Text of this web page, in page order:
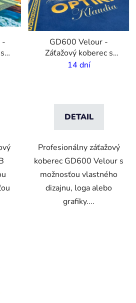
-
GD600 Velour -
Záťažový koberec s
potlačou - Dlhodobé
14 dní
DETAIL
Profesionálny záťažový
koberec GD600 Velour s
možnosťou vlastného
dizajnu, loga alebo
grafiky....